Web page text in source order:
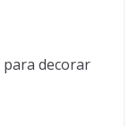
para decorar